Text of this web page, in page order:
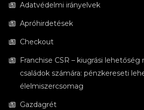
Adatvédelmi irányelvek
Apróhirdetések
Checkout
Franchise CSR – kiugrási
családok számára: pénzkereseti
élelmiszercsomag
Gazdagrét